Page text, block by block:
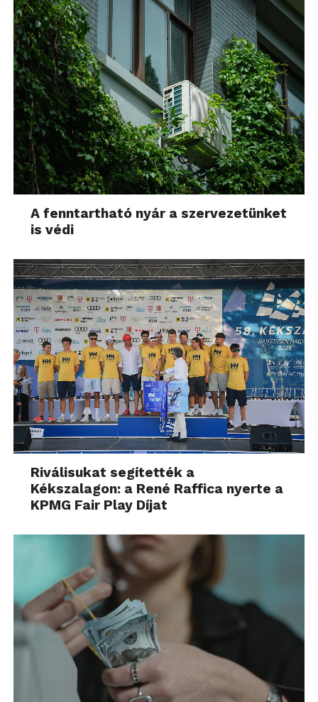
A fenntartható nyár a szervezetünket
is védi
Riválisukat segítették a
Kékszalagon: a René Raffica nyerte a
KPMG Fair Play Díjat